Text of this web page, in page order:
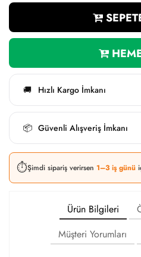
🚚 Hızlı Kargo İmkanı
📦 Güvenli Alışveriş İmkanı
⏱️Şimdi sipariş verirsen 1–3 iş günü
Ürün Bilgileri
Müşteri Yorumları